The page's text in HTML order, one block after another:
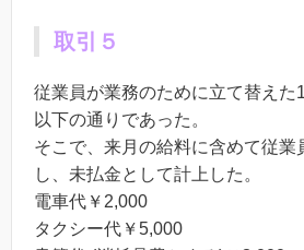
取引５
従業員が業務のために立て替えた
以下の通りであった。
そこで、来月の給料に含めて従業
し、未払金として計上した。
電車代￥2,000
タクシー代￥5,000